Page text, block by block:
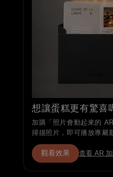
想讓蛋糕更有驚喜
加購「照片會動起來的
掃描照片，即可播放專屬
觀看效果 查看 AR